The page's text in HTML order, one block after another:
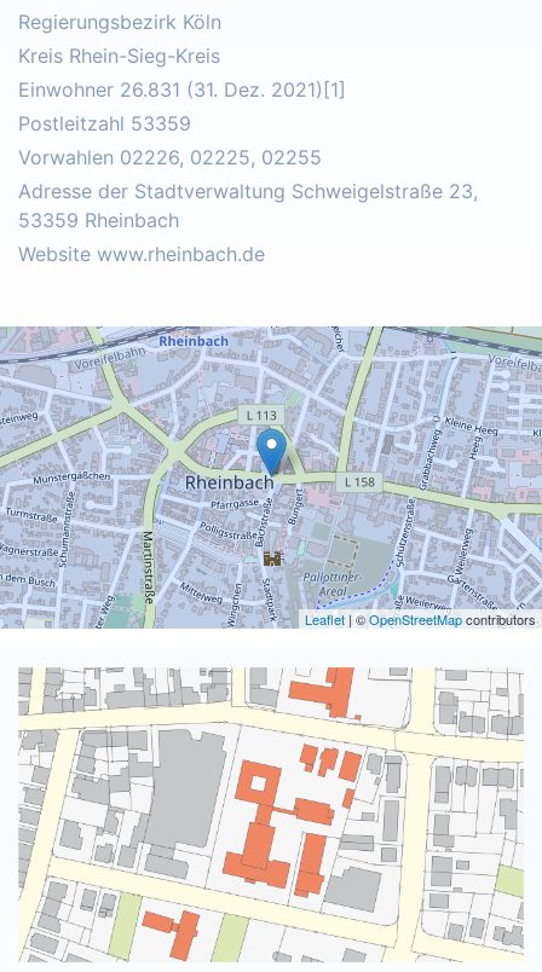
Regierungsbezirk Köln
Kreis Rhein-Sieg-Kreis
Einwohner 26.831 (31. Dez. 2021)[1]
Postleitzahl 53359
Vorwahlen 02226, 02225, 02255
Adresse der Stadtverwaltung Schweigelstraße 23,
53359 Rheinbach
Website www.rheinbach.de
Leaflet | ©OpenStreetMapcontributors